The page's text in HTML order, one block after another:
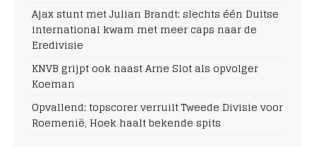
Ajax stunt met Julian Brandt: slechts één Duitse
international kwam met meer caps naar de
Eredivisie
KNVB grijpt ook naast Arne Slot als opvolger
Koeman
Opvallend: topscorer verruilt Tweede Divisie voor
Roemenië, Hoek haalt bekende spits